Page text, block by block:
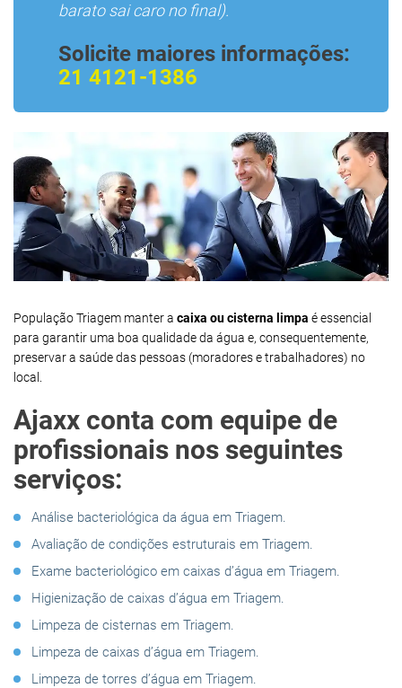
barato sai caro no final).
Solicite maiores informações:
21 4121-1386
População Triagem manter a caixa ou cisterna limpa é essencial
para garantir uma boa qualidade da água e, consequentemente,
preservar a saúde das pessoas (moradores e trabalhadores) no
local.
Ajaxx conta com equipe de
profissionais nos seguintes
serviços:
Análise bacteriológica da água em Triagem.
Avaliação de condições estruturais em Triagem.
Exame bacteriológico em caixas d’água em Triagem.
Higienização de caixas d’água em Triagem.
Limpeza de cisternas em Triagem.
Limpeza de caixas d’água em Triagem.
Limpeza de torres d’água em Triagem.